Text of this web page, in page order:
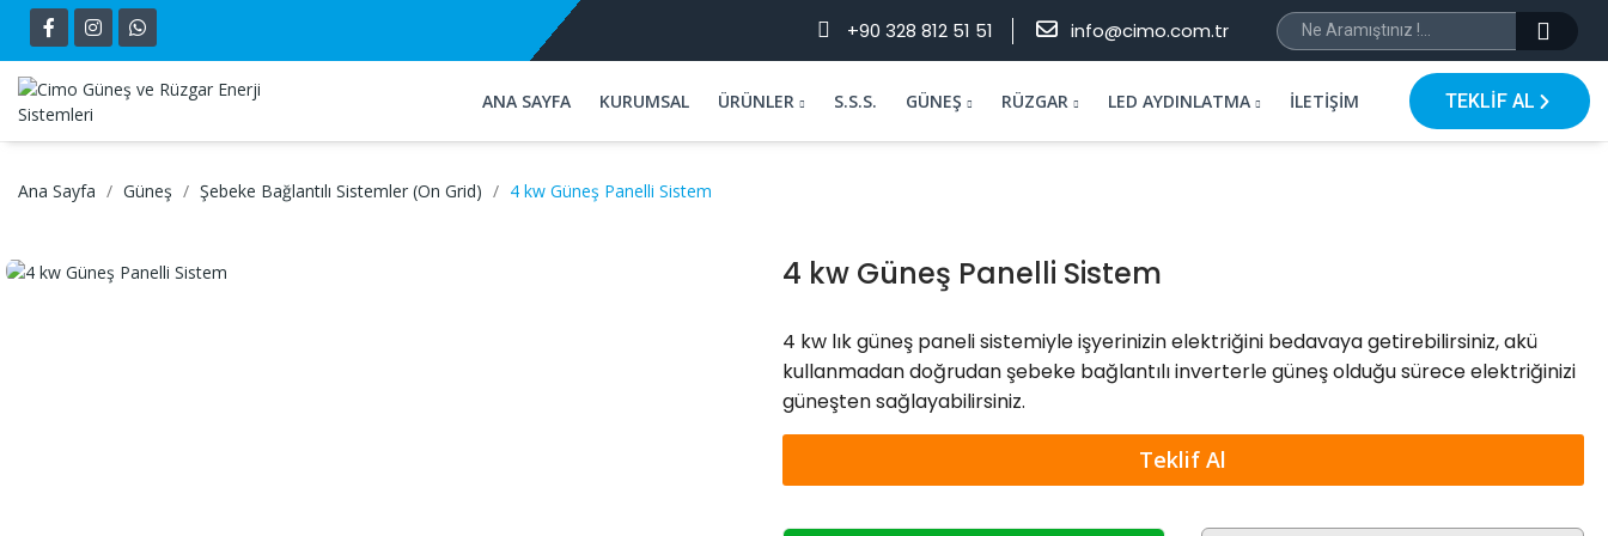
+90 328 812 51 51 info@cimo.com.tr
ANA SAYFA KURUMSAL ÜRÜNLER S.S.S. GÜNEŞ RÜZGAR LED AYDINLATMA İLETIŞIM TEKLİF AL
Ana Sayfa Güneş Şebeke Bağlantılı Sistemler (On Grid) 4 kw Güneş Panelli Sistem
4 kw Güneş Panelli Sistem
4 kw lık güneş paneli sistemiyle işyerinizin elektriğini bedavaya getirebilirsiniz, akü
kullanmadan doğrudan şebeke bağlantılı inverterle güneş olduğu sürece elektriğinizi
güneşten sağlayabilirsiniz.
Teklif Al